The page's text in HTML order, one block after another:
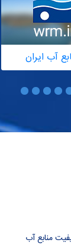
آب ایران
منابع آب